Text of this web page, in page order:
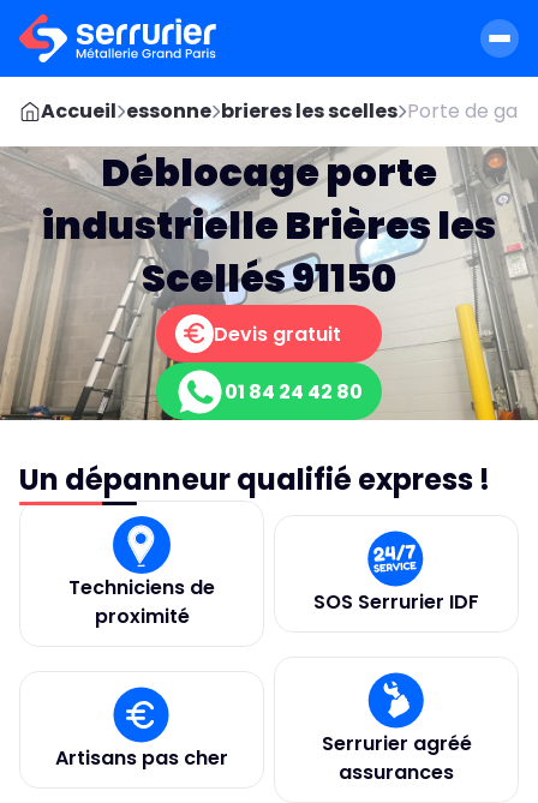
Accueil essonne brieres les scelles Porte de
Déblocage porte
industrielle Brières les
Scellés 91150
Devis gratuit
01 84 24 42 80
Un dépanneur qualifié express !
Techniciens de
proximité
SOS Serrurier IDF
Artisans pas cher
Serrurier agréé
assurances